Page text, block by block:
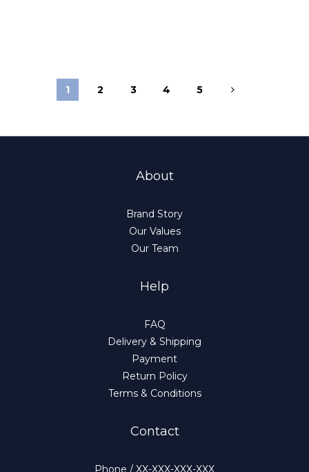
1 2 3 4 5
About
Brand Story
Our Values
Our Team
Help
FAQ
Delivery & Shipping
Payment
Return Policy
Terms & Conditions
Contact
Phone / XX-XXX-XXX-XXX